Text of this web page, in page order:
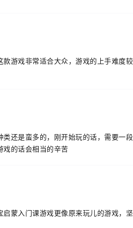
游戏非常适合大众，游戏的上手难度
还是蛮多的，刚开始玩的话，需要一
戏的话会相当的辛苦
蒙入门课游戏更像原来玩儿的游戏，坚